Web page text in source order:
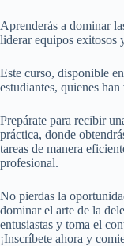
Aprenderás a dominar
liderar equipos exitosos
Este curso, disponible
estudiantes, quienes
Prepárate para recibir
práctica, donde
tareas de manera
profesional.
No pierdas la
dominar el arte de la
entusiastas y toma el
¡Inscríbete ahora y